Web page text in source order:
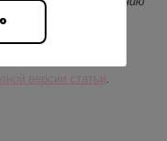
версии статьи